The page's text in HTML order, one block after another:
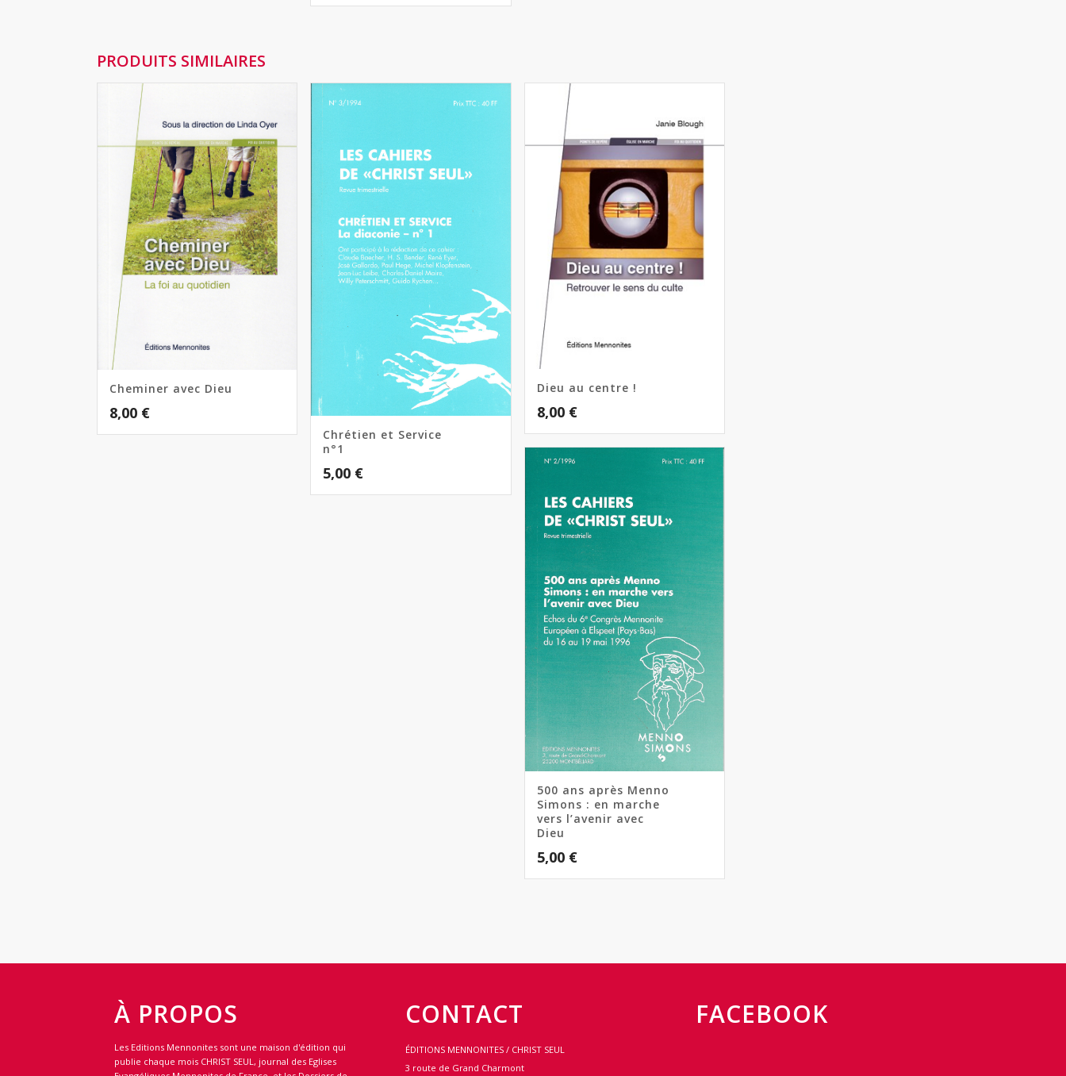
PRODUITS SIMILAIRES
Cheminer avec Dieu
8,00 €
Chrétien et Service
n°1
5,00 €
Dieu au centre !
8,00 €
500 ans après Menno
Simons : en marche
vers l’avenir avec
Dieu
5,00 €
À PROPOS
Les Editions Mennonites sont une maison d'édition qui
publie chaque mois CHRIST SEUL, journal des Eglises
CONTACT
ÉDITIONS MENNONITES / CHRIST SEUL
3 route de Grand Charmont
FACEBOOK